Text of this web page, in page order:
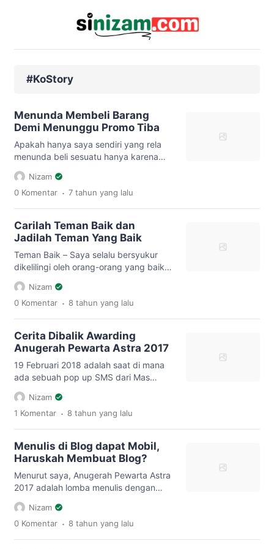
#KoStory
Menunda Membeli Barang
Demi Menunggu Promo Tiba
Apakah hanya saya sendiri yang rela
menunda beli sesuatu hanya karena
mencari momen yang tepat yaitu harga
promo? Saya yakin sih banyak. Hayoo
ngaku! hehehe Sebenarnya sejak saya
pakai untuk belajar dan menaruh
laptop. Ukuran meja tersebut cukup
lebar, mulus nan kokoh. Namun saya
[…]
Nizam
0 Komentar . 7 tahun yang lalu
Carilah Teman Baik dan
Jadilah Teman Yang Baik
Teman Baik – Saya selalu bersyukur
dikelilingi oleh orang-orang yang baik.
Mereka yang selalu membantu tanpa
pamrih. Mereka yang mengingatkan
dan mengajak kebaikan. Dan mereka
mahasiswa adalah penting untuk
memilih teman yang baik. Banyak
mahasiswa yang dari latar belakang
yang berbeda. Berbeda asal […]
Nizam
0 Komentar . 8 tahun yang lalu
Cerita Dibalik Awarding
Anugerah Pewarta Astra 2017
19 Februari 2018 adalah saat di mana
ada sebuah pop up SMS dari Mas
Rama (Panitia Anugerah Pewarta Astra
2017). Jarang sekali ada SMS masuk
selain dari operator. Sekalinya dapat
Pewarta Astra 2017. Baru dinyatakan
nominasi aja tangan udah gemeteran.
Senyum-senyum sendiri. Tapi saya
masih sadar […]
Nizam
1 Komentar . 8 tahun yang lalu
Menulis di Blog dapat Mobil,
Haruskah Membuat Blog?
Menurut saya, Anugerah Pewarta Astra
2017 adalah lomba menulis dengan
hadiah terbesar sepanjang sejarah.
Bayangkan saja, Juara 1 mendapatkan
Mobil Daihatsu Ayla Type M AT, dan
Nizam
0 Komentar . 8 tahun yang lalu